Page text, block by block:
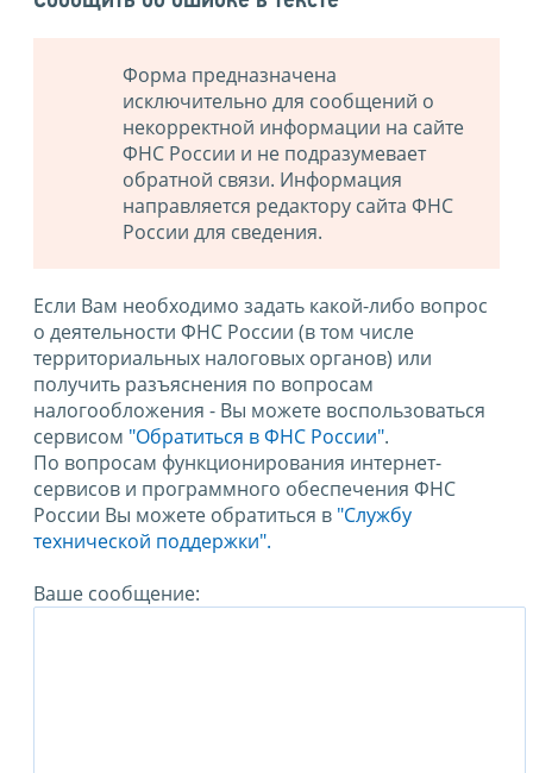
Форма предназначена
исключительно для сообщений о
некорректной информации на сайте
ФНС России и не подразумевает
обратной связи. Информация
направляется редактору сайта ФНС
России для сведения.
Если Вам необходимо задать какой-либо вопрос
о деятельности ФНС России (в том числе
территориальных налоговых органов) или
получить разъяснения по вопросам
налогообложения - Вы можете воспользоваться
сервисом "Обратиться в ФНС России".
По вопросам функционирования интернет-
сервисов и программного обеспечения ФНС
России Вы можете обратиться в "Службу
технической поддержки".
Ваше сообщение: